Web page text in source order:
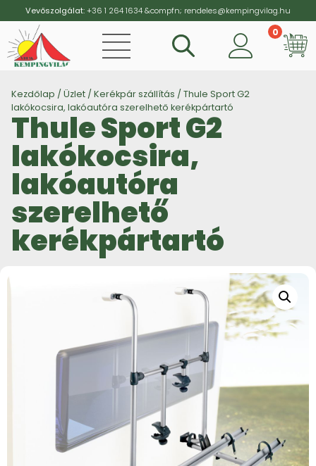
Vevőszolgálat:+36 1 264 1634&compfn; rendeles@kempingvilag.hu
0
Kezdőlap / Üzlet / Kerékpár szállítás / Thule Sport G2
lakókocsira, lakóautóra szerelhető kerékpártartó
Thule Sport G2
lakókocsira,
lakóautóra
szerelhető
kerékpártartó